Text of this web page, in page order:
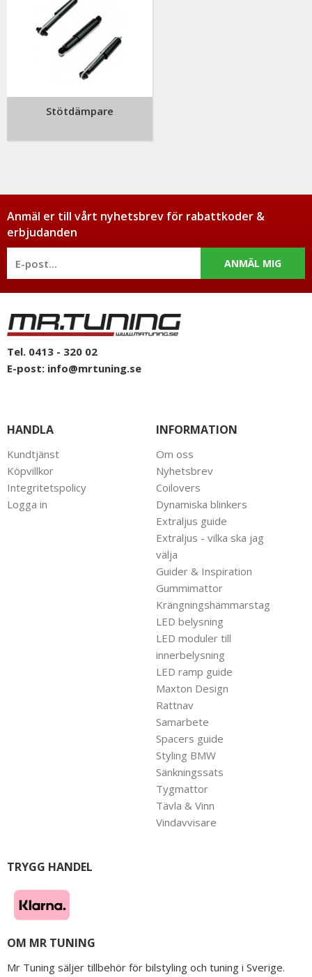
Stötdämpare
Anmäl er till vårt nyhetsbrev för rabattkoder &
erbjudanden
ANMÄL MIG
Tel. 0413 - 320 02
E-post: info@mrtuning.se
HANDLA
Kundtjänst
Köpvillkor
Integritetspolicy
Logga in
INFORMATION
Om oss
Nyhetsbrev
Coilovers
Dynamiska blinkers
Extraljus guide
Extraljus - vilka ska jag
välja
Guider & Inspiration
Gummimattor
Krängningshämmarstag
LED belysning
LED moduler till
innerbelysning
LED ramp guide
Maxton Design
Rattnav
Samarbete
Spacers guide
Styling BMW
Sänkningssats
Tygmattor
Tävla & Vinn
Vindavvisare
TRYGG HANDEL
OM MR TUNING
Mr Tuning säljer tillbehör för bilstyling och tuning i Sverige.